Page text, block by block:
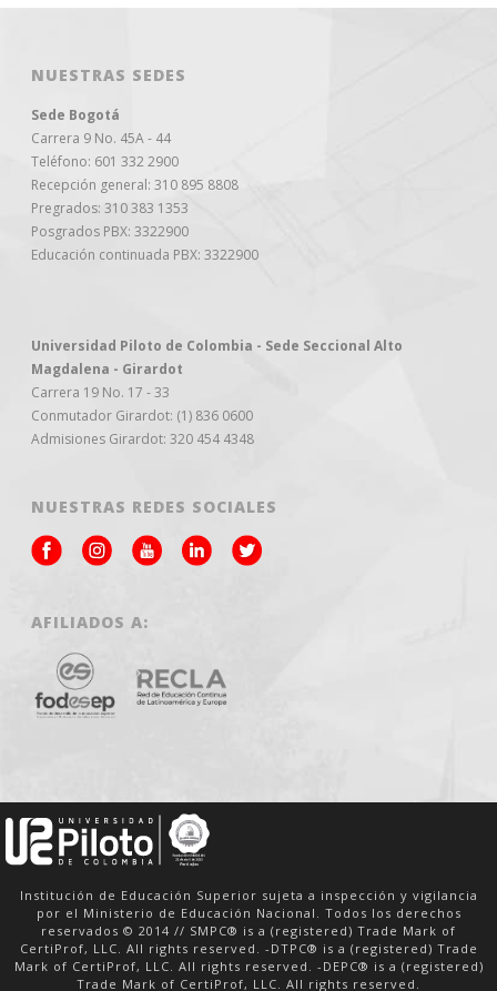
NUESTRAS SEDES
Sede Bogotá
Carrera 9 No. 45A - 44
Teléfono: 601 332 2900
Recepción general: 310 895 8808
Pregrados: 310 383 1353
Posgrados PBX: 3322900
Educación continuada PBX: 3322900
Universidad Piloto de Colombia - Sede Seccional Alto
Magdalena - Girardot
Carrera 19 No. 17 - 33
Conmutador Girardot: (1) 836 0600
Admisiones Girardot: 320 454 4348
NUESTRAS REDES SOCIALES
AFILIADOS A:
Institución de Educación Superior sujeta a inspección y vigilancia
por el Ministerio de Educación Nacional. Todos los derechos
reservados © 2014 // SMPC® is a (registered) Trade Mark of
CertiProf, LLC. All rights reserved. -DTPC® is a (registered) Trade
Mark of CertiProf, LLC. All rights reserved. -DEPC® is a (registered)
Trade Mark of CertiProf, LLC. All rights reserved.